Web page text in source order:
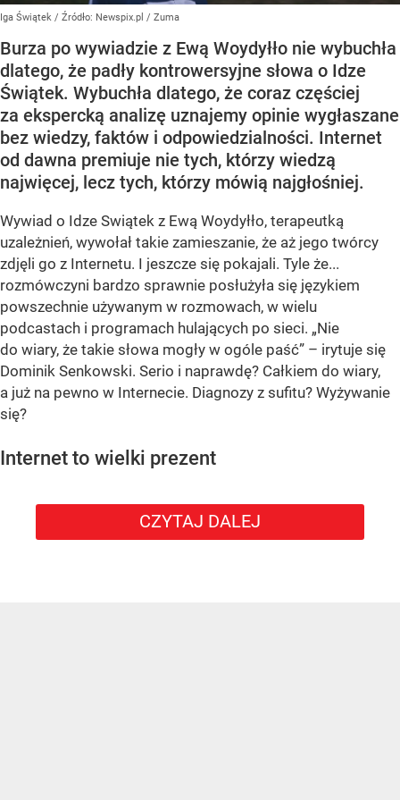
Iga Świątek / Źródło: Newspix.pl / Zuma
Burza po wywiadzie z Ewą Woydyłło nie wybuchła
dlatego, że padły kontrowersyjne słowa o Idze
Świątek. Wybuchła dlatego, że coraz częściej
za ekspercką analizę uznajemy opinie wygłaszane
bez wiedzy, faktów i odpowiedzialności. Internet
od dawna premiuje nie tych, którzy wiedzą
najwięcej, lecz tych, którzy mówią najgłośniej.
Wywiad o Idze Swiątek z Ewą Woydyłło, terapeutką
uzależnień, wywołał takie zamieszanie, że aż jego twórcy
zdjęli go z Internetu. I jeszcze się pokajali. Tyle że...
rozmówczyni bardzo sprawnie posłużyła się językiem
powszechnie używanym w rozmowach, w wielu
podcastach i programach hulających po sieci. „Nie
do wiary, że takie słowa mogły w ogóle paść” – irytuje się
Dominik Senkowski. Serio i naprawdę? Całkiem do wiary,
a już na pewno w Internecie. Diagnozy z sufitu? Wyżywanie
się?
Internet to wielki prezent
CZYTAJ DALEJ